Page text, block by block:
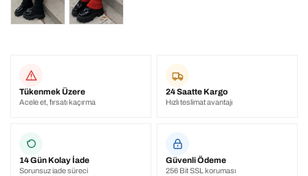
Tükenmek Üzere
Acele et, fırsatı kaçırma
24 Saatte Kargo
Hızlı teslimat avantajı
14 Gün Kolay İade
Sorunsuz iade süreci
Güvenli Ödeme
256 Bit SSL koruması